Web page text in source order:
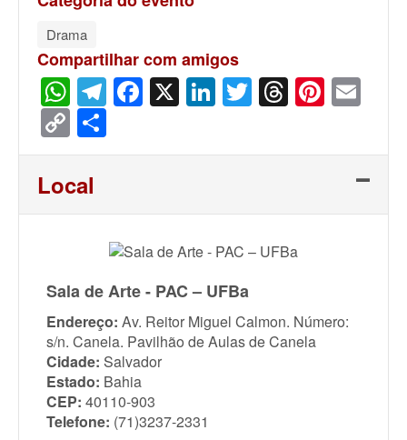
Drama
Compartilhar com amigos
WhatsApp
Telegram
Facebook
X LinkedIn
Twitter
Threads
Copy
Link
Local
Sala de Arte - PAC – UFBa
Endereço: Av. Reitor Miguel Calmon. Número:
s/n. Canela. Pavilhão de Aulas de Canela
Cidade: Salvador
Estado: Bahia
CEP: 40110-903
Telefone: (71)3237-2331